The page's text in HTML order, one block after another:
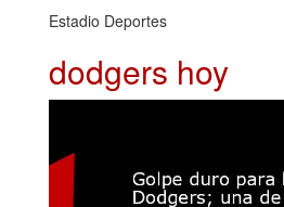
Estadio Deportes
dodgers hoy